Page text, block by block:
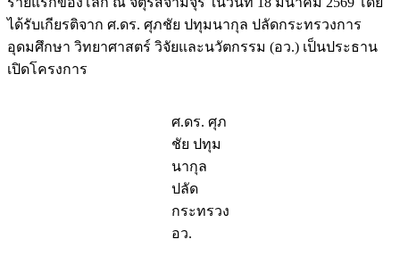
ได้รับเกียรติจาก ศ.ดร. ศุภชัย ปทุมนากุล ปลัดกระทรวงการ
อุดมศึกษา วิทยาศาสตร์ วิจัยและนวัตกรรม (อว.) เป็นประธาน
เปิดโครงการ
ศ.ดร. ศุภ
ชัย ปทุม
นากุล
ปลัด
กระทรวง
อว.